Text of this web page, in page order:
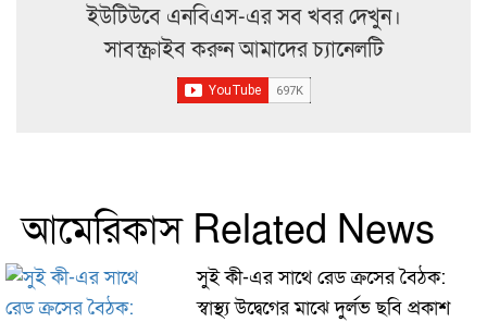
ইউটিউবে এনবিএস-এর সব খবর দেখুন।
সাবস্ক্রাইব করুন আমাদের চ্যানেলটি
আমেরিকাস Related News
সুই কী-এর সাথে রেড ক্রসের বৈঠক:
স্বাস্থ্য উদ্বেগের মাঝে দুর্লভ ছবি প্রকাশ